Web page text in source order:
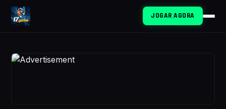
JOGAR AGORA